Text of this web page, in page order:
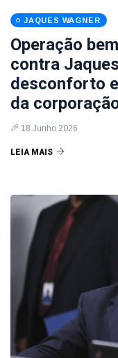
JAQUES WAGNER
Operação
contra
desconforto
da
18 Junho 2026
LEIA MAIS